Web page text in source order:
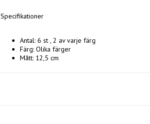
Specifikationer
Antal: 6 st , 2 av varje färg
Färg: Olika färger
Mått: 12,5 cm